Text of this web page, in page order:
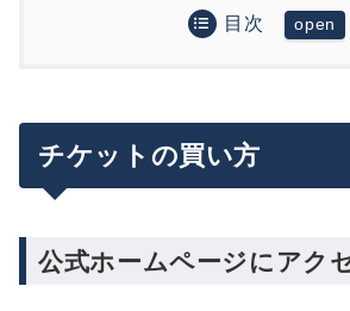
目次
販売スケジュールを確認
チケットを買うには二次販売を
試合直前までチケットが出てく
買える可能性大
ビッグマッチの購入はおそらく
観戦プチ情報
のおすすめ記事
チケットの買い方
公式ホームページにアク